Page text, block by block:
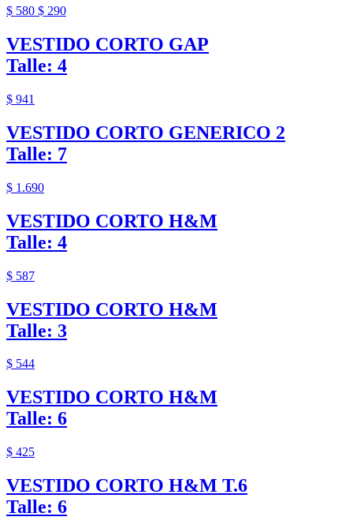
$ 580 $ 290
VESTIDO CORTO GAP
Talle: 4
$ 941
VESTIDO CORTO GENERICO 2
Talle: 7
$ 1.690
VESTIDO CORTO H&M
Talle: 4
$ 587
VESTIDO CORTO H&M
Talle: 3
$ 544
VESTIDO CORTO H&M
Talle: 6
$ 425
VESTIDO CORTO H&M T.6
Talle: 6